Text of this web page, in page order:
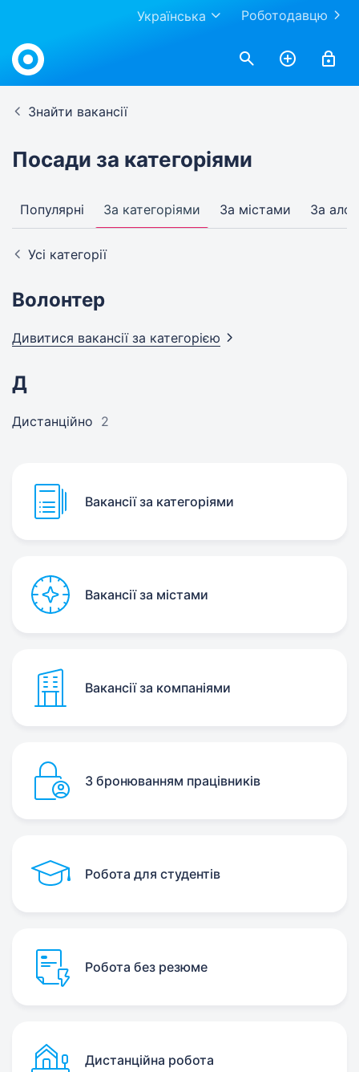
Роботодавцю
Українська
Знайти вакансії
Посади за категоріями
Популярні За категоріями За містами За
Усі категорії
Волонтер
Дивитися вакансії за категорією
Д
Дистанційно 2
Вакансії за категоріями
Вакансії за містами
Вакансії за компаніями
З бронюванням працівників
Робота для студентів
Робота без резюме
Дистанційна робота